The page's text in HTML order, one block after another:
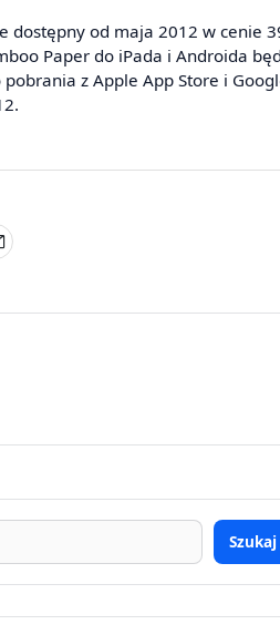
dostępny od maja 2012 w cenie
Paper do iPada i Androida
z Apple App Store i
Szukaj